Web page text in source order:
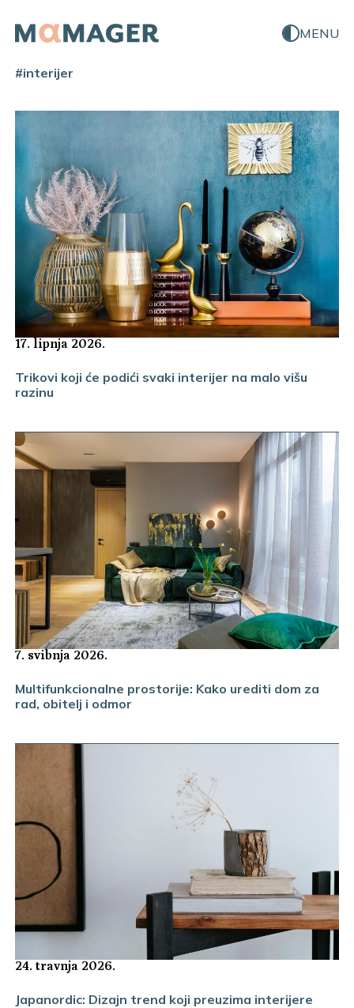
MENU
#interijer
17. lipnja 2026.
Trikovi koji će podići svaki interijer na malo višu
razinu
7. svibnja 2026.
Multifunkcionalne prostorije: Kako urediti dom za
rad, obitelj i odmor
24. travnja 2026.
Japanordic: Dizajn trend koji preuzima interijere